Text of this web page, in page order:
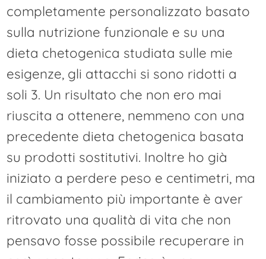
completamente personalizzato basato
sulla nutrizione funzionale e su una
dieta chetogenica studiata sulle mie
esigenze, gli attacchi si sono ridotti a
soli 3. Un risultato che non ero mai
riuscita a ottenere, nemmeno con una
precedente dieta chetogenica basata
su prodotti sostitutivi. Inoltre ho già
iniziato a perdere peso e centimetri, ma
il cambiamento più importante è aver
ritrovato una qualità di vita che non
pensavo fosse possibile recuperare in